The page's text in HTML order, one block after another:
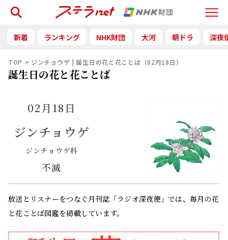
Menu
検索
新着 ランキング NHK財団 大河 朝ドラ 深夜
TOP ジンチョウゲ | 誕生日の花と花ことば（02月18日）
誕生日の花と花ことば
02月18日
ジンチョウゲ
ジンチョウゲ科
不滅
放送とリスナーをつなぐ月刊誌「ラジオ深夜便」では、毎月の花
と花ことば図鑑を掲載しています。